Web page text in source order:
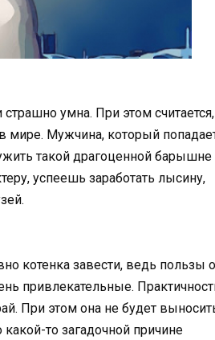
умна. При этом
Мужчина, который
такой драгоценной барышне
успеешь заработать лысину,
котенка завести, ведь пользы
привлекательные.
При этом она не будет
то загадочной причине